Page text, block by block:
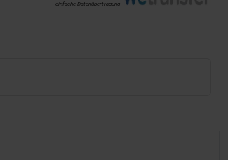
einfache Datenübertragung